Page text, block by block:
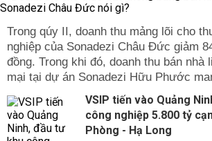
Trong qúy II, doanh thu mảng lõi cho
nghiệp của Sonadezi Châu Đức giảm
đồng. Trong khi đó, doanh thu bán nhà
mại tại dự án Sonadezi Hữu Phước
VSIP tiến vào Quảng
công nghiệp 5.800 tỷ
Phòng - Hạ Long